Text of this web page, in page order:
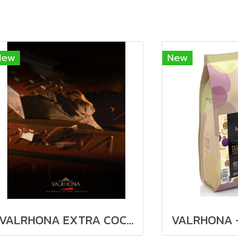
VALRHONA EXTRA COCOA PASTE 100% - Keto คีโตทานได้
New